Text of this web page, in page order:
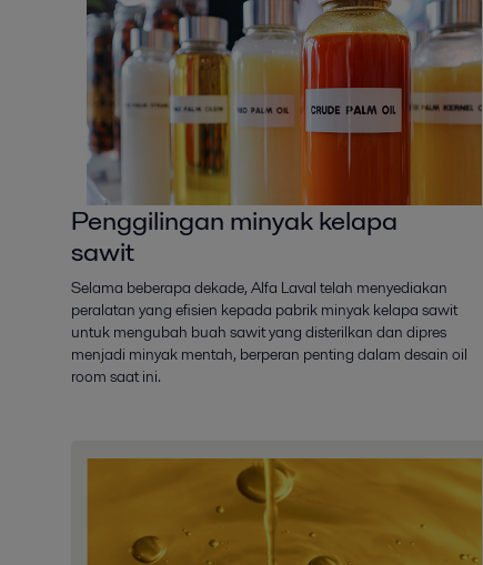
Penggilingan minyak kelapa
sawit
Selama beberapa dekade, Alfa Laval telah menyediakan
peralatan yang efisien kepada pabrik minyak kelapa sawit
untuk mengubah buah sawit yang disterilkan dan dipres
menjadi minyak mentah, berperan penting dalam desain oil
room saat ini.